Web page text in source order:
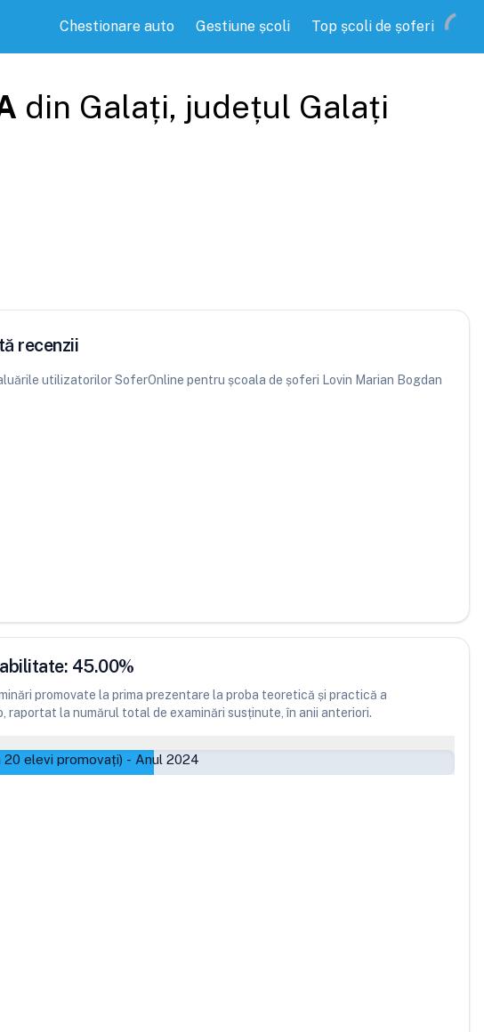
Chestionare auto Gestiune școli Top școli de șoferi
din Galați, județul Galați
recenzii
utilizatorilor SoferOnline pentru școala de șoferi Lovin Marian Bogdan
45.00%
promovate la prima prezentare la proba teoretică și practică a
raportat la numărul total de examinări susținute, în anii anteriori.
20 elevi promovați) - Anul 2024